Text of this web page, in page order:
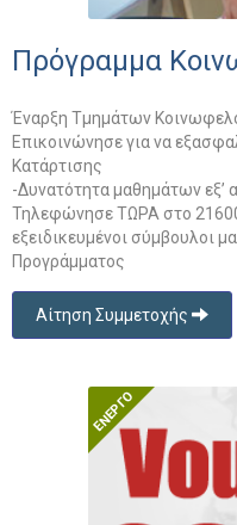
Πρόγραμμα
Έναρξη Τμημάτων
Επικοινώνησε για να
Κατάρτισης
-Δυνατότητα μαθημάτων εξ’
Τηλεφώνησε ΤΩΡΑ στο
εξειδικευμένοι σύμβουλοι
Προγράμματος
Αίτηση Συμμετοχής